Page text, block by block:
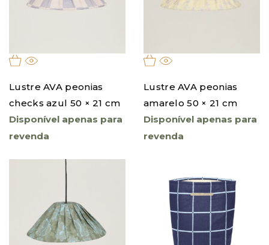
Lustre AVA peonias
checks azul 50 × 21 cm
Disponível apenas para
revenda
Lustre AVA peonias
amarelo 50 × 21 cm
Disponível apenas para
revenda